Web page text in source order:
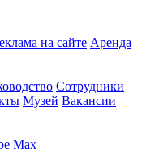
на сайте Аренда
Сотрудники
Музей Вакансии
Max